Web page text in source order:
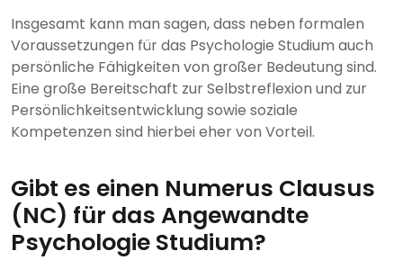
Insgesamt kann man sagen, dass neben formalen
Voraussetzungen für das Psychologie Studium auch
persönliche Fähigkeiten von großer Bedeutung sind.
Eine große Bereitschaft zur Selbstreflexion und zur
Persönlichkeitsentwicklung sowie soziale
Kompetenzen sind hierbei eher von Vorteil.
Gibt es einen Numerus Clausus
(NC) für das Angewandte
Psychologie Studium?